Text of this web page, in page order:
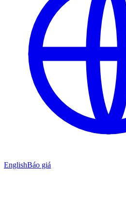
EnglishBáo giá